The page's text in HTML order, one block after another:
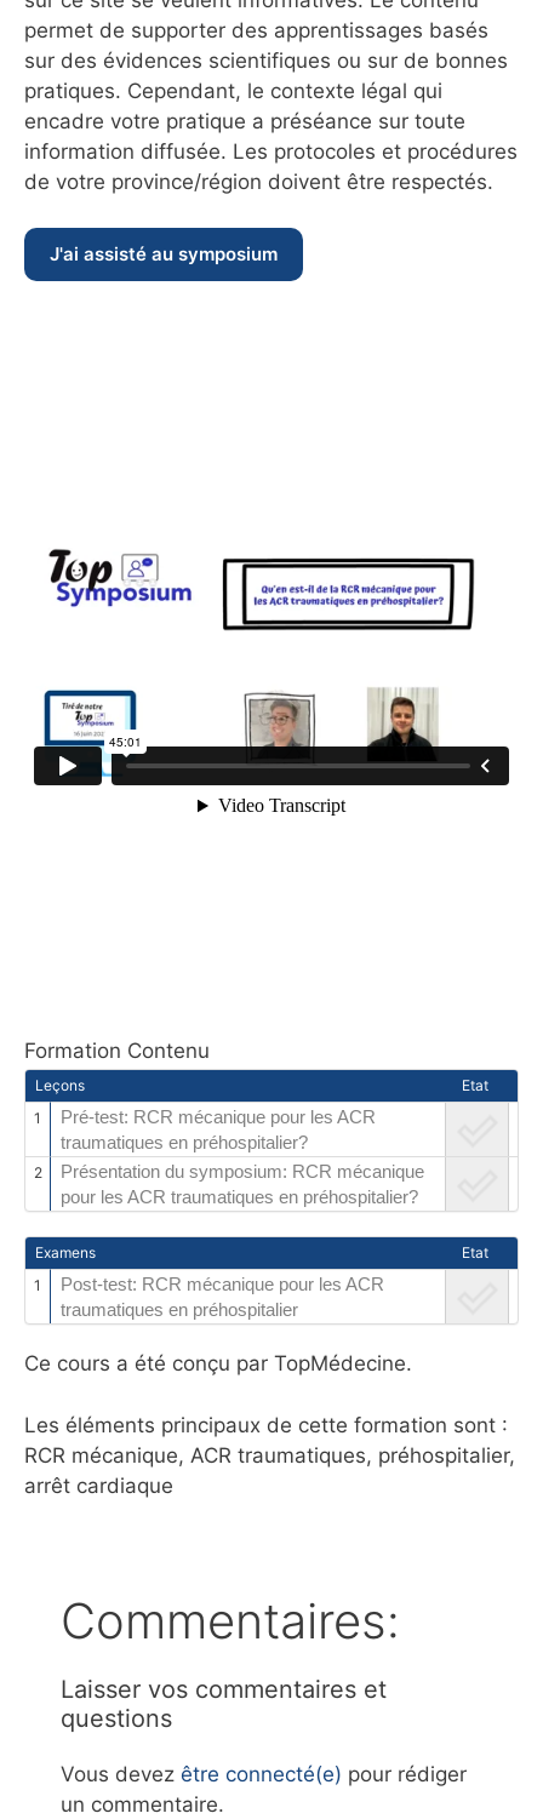
permet de supporter des apprentissages basés
sur des évidences scientifiques ou sur de bonnes
pratiques. Cependant, le contexte légal qui
encadre votre pratique a préséance sur toute
information diffusée. Les protocoles et procédures
de votre province/région doivent être respectés.
Formation Contenu
Leçons
Etat
1
Pré-test: RCR mécanique pour les ACR
traumatiques en préhospitalier?
2
Présentation du symposium: RCR mécanique
pour les ACR traumatiques en préhospitalier?
Examens
Etat
1
Post-test: RCR mécanique pour les ACR
traumatiques en préhospitalier
Ce cours a été conçu par TopMédecine.
Les éléments principaux de cette formation sont :
RCR mécanique, ACR traumatiques, préhospitalier,
arrêt cardiaque
Commentaires:
Laisser vos commentaires et
questions
Vous devez être connecté(e) pour rédiger
un commentaire.